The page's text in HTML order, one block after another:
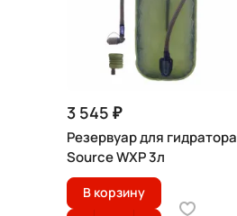
3 545 ₽
Резервуар для гидратора
Source WXP 3л
В корзину